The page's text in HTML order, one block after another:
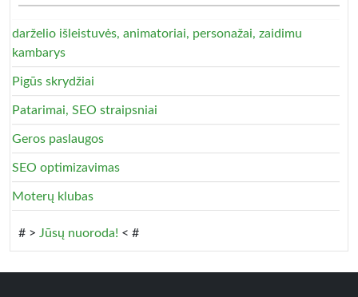
darželio išleistuvės, animatoriai, personažai, zaidimu
kambarys
Pigūs skrydžiai
Patarimai, SEO straipsniai
Geros paslaugos
SEO optimizavimas
Moterų klubas
# > Jūsų nuoroda! < #